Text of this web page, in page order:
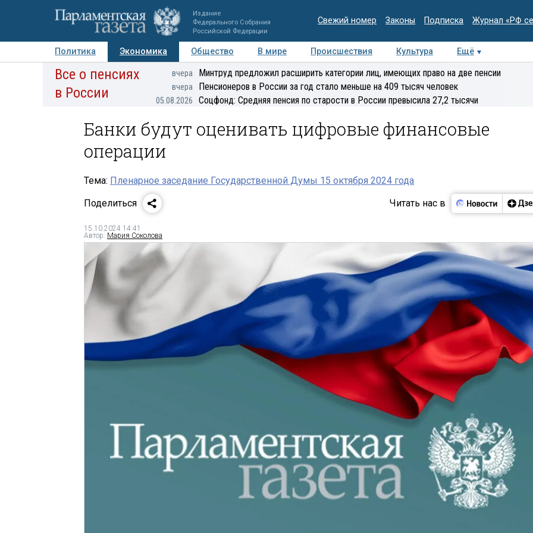
Издание
Федерального Собрания
Российской Федерации
Свежий номер Законы Подписка Журнал «РФ
Политика Экономика Общество В мире Происшествия Культура
Ещё
Авторы Персоны Мнения Регионы Медиацентр Интервью Колумнисты
Все о пенсиях
в России
вчера Минтруд предложил расширить категории лиц, имеющих право на две пенсии
вчера Пенсионеров в России за год стало меньше на 409 тысяч человек
05.08.2026 Соцфонд: Средняя пенсия по старости в России превысила 27,2 тысячи
Банки будут оценивать цифровые финансовые
операции
Тема: Пленарное заседание Государственной Думы 15 октября 2024 года
Поделиться
Читать нас в
15.10.2024 14:41
Автор: Мария Соколова